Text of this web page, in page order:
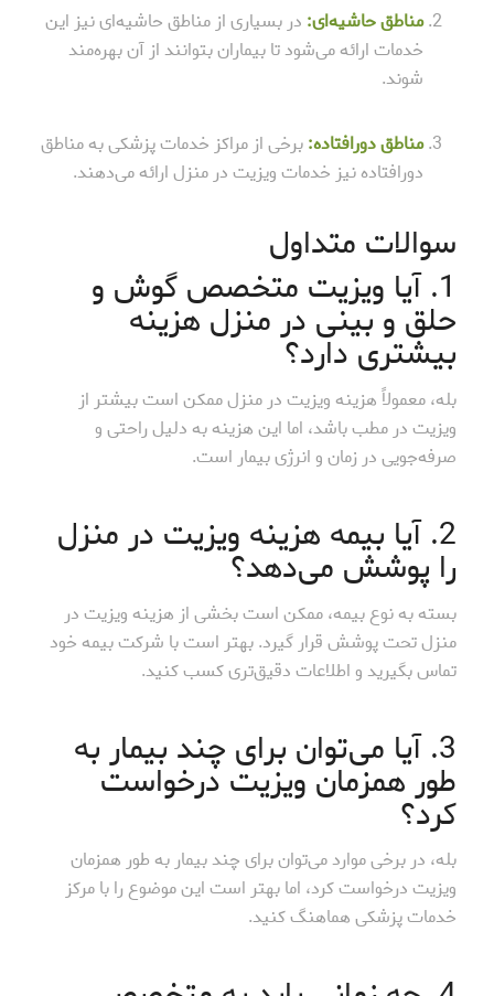
مناطق حاشیه‌ای: در بسیاری از مناطق حاشیه‌ای نیز این
خدمات ارائه می‌شود تا بیماران بتوانند از آن بهره‌مند
شوند.
مناطق دورافتاده:برخی از مراکز خدمات پزشکی به مناطق
دورافتاده نیز خدمات ویزیت در منزل ارائه می‌دهند.
سوالات متداول
1. آیا ویزیت متخصص گوش و
حلق و بینی در منزل هزینه
بیشتری دارد؟
بله، معمولاً هزینه ویزیت در منزل ممکن است بیشتر از
ویزیت در مطب باشد، اما این هزینه به دلیل راحتی و
صرفه‌جویی در زمان و انرژی بیمار است.
2. آیا بیمه هزینه ویزیت در منزل
را پوشش می‌دهد؟
بسته به نوع بیمه، ممکن است بخشی از هزینه ویزیت در
منزل تحت پوشش قرار گیرد. بهتر است با شرکت بیمه خود
تماس بگیرید و اطلاعات دقیق‌تری کسب کنید.
3. آیا می‌توان برای چند بیمار به
طور همزمان ویزیت درخواست
کرد؟
بله، در برخی موارد می‌توان برای چند بیمار به طور همزمان
ویزیت درخواست کرد، اما بهتر است این موضوع را با مرکز
خدمات پزشکی هماهنگ کنید.